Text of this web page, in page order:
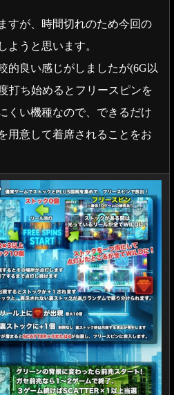
すが、時間切れのため今回の
ようと思います。
的良い感じがしましたが(6G以
打ち始めるとフリースピンを
くい機種なので、できるだけ
用意して着席されることをお